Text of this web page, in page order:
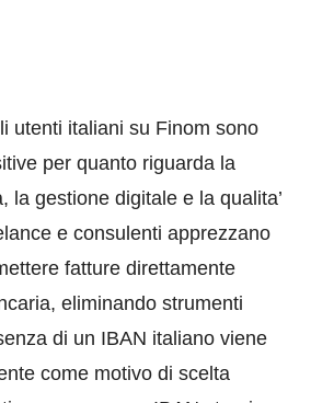
utenti italiani su Finom sono
per quanto riguarda la
la gestione digitale e la qualita’
e consulenti apprezzano
fatture direttamente
eliminando strumenti
di un IBAN italiano viene
come motivo di scelta